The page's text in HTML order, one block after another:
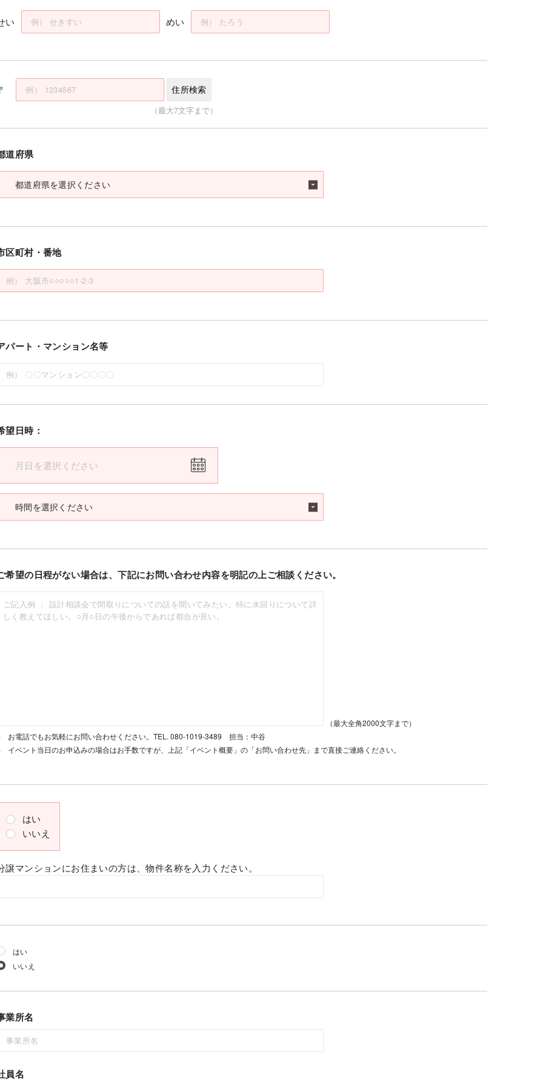
い めい
（最大7文字まで）
住所検索
道府県
区町村・番地
パート・マンション名等
望日時：
希望の日程がない場合は、下記にお問い合わせ内容を明記の上ご相談ください。
（最大全角2000文字まで）
お電話でもお気軽にお問い合わせください。TEL. 080-1019-3489 担当：中谷
イベント当日のお申込みの場合はお手数ですが、上記「イベント概要」の「お問い合わせ先」まで直接ご連絡ください。
はい
いいえ
譲マンションにお住まいの方は、物件名称を入力ください。
はい
いいえ
業所名
員名